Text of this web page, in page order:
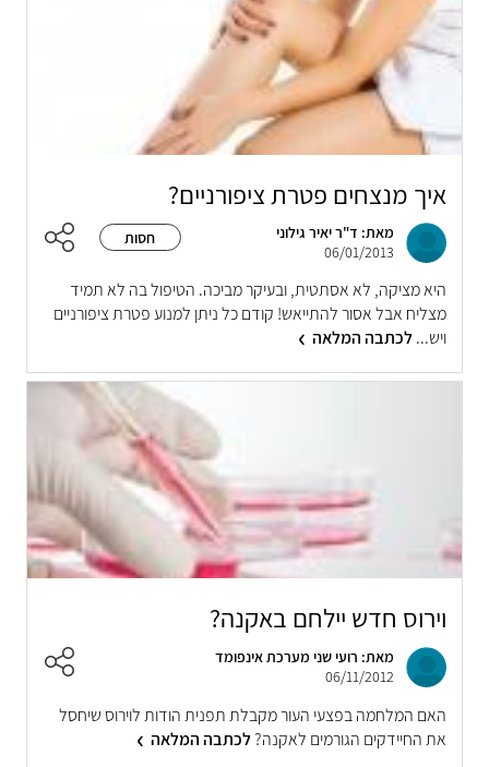
איך מנצחים פטרת ציפורניים?
מאת: ד"ר יאיר גילוני
06/01/2013
חסות
היא מציקה, לא אסתטית, ובעיקר מביכה. הטיפול בה לא תמיד
מצליח אבל אסור להתייאש! קודם כל ניתן למנוע פטרת ציפורניים
ויש...לכתבה המלאה
וירוס חדש יילחם באקנה?
מאת: רועי שני מערכת אינפומד
06/11/2012
האם המלחמה בפצעי העור מקבלת תפנית הודות לוירוס שיחסל
את החיידקים הגורמים לאקנה?לכתבה המלאה